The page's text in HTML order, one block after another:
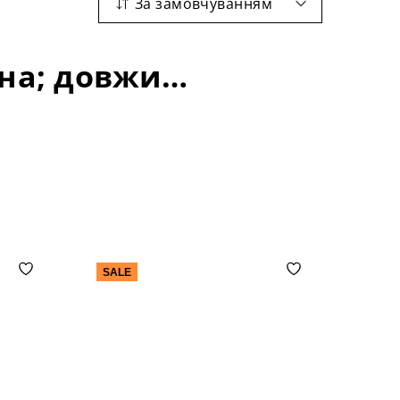
Розкладні столи: форма стільниці-прямокутна; довжина стільниці-1500+400 мм;
SALE